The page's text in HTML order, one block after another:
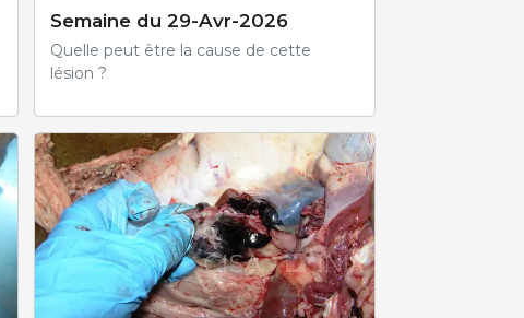
Semaine du 29-Avr-2026
Quelle peut être la cause de cette
lésion ?